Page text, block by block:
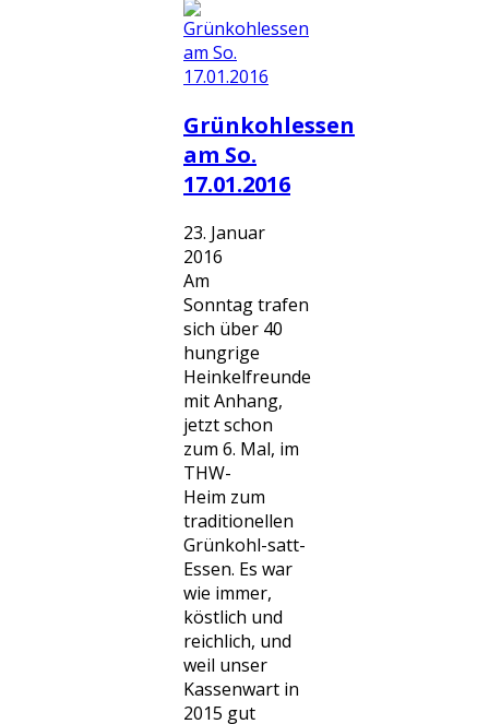
Grünkohlessen
am So.
17.01.2016
23. Januar
2016
Am
Sonntag trafen
sich über 40
hungrige
Heinkelfreunde
mit Anhang,
jetzt schon
zum 6. Mal, im
THW-
Heim zum
traditionellen
Grünkohl-satt-
Essen. Es war
wie immer,
köstlich und
reichlich, und
weil unser
Kassenwart in
2015 gut